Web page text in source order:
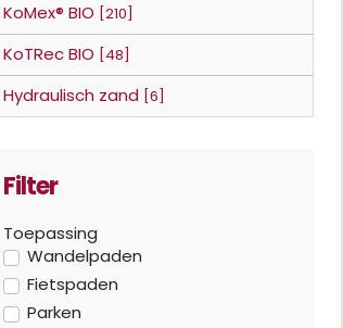
KoMex® BIO [210]
KoTRec BIO [48]
Hydraulisch zand [6]
Filter
Toepassing
Wandelpaden
Fietspaden
Parken